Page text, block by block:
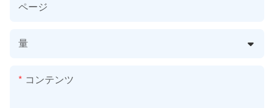
ページ
量
コンテンツ